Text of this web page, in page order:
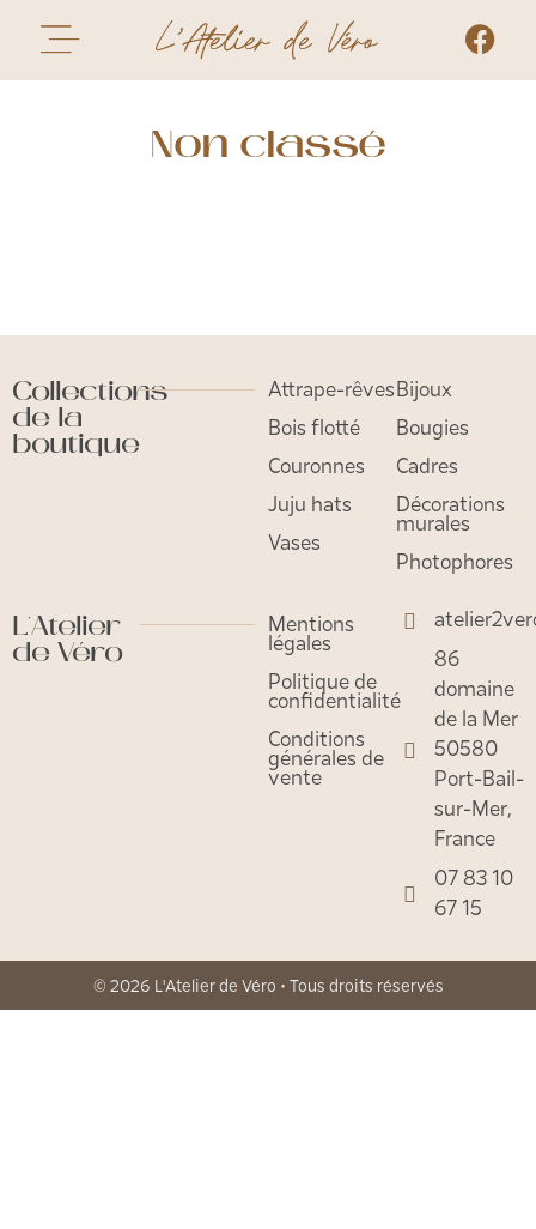
Non classé
Collections
de la
boutique
Attrape-rêves
Bois flotté
Couronnes
Juju hats
Vases
Bijoux
Bougies
Cadres
Décorations
murales
Photophores
L'Atelier
de Véro
Mentions
légales
Politique de
confidentialité
Conditions
générales de
vente
86
domaine
de la Mer
50580
Port-Bail-
sur-Mer,
France
07 83 10
67 15
© 2026 L'Atelier de Véro • Tous droits réservés